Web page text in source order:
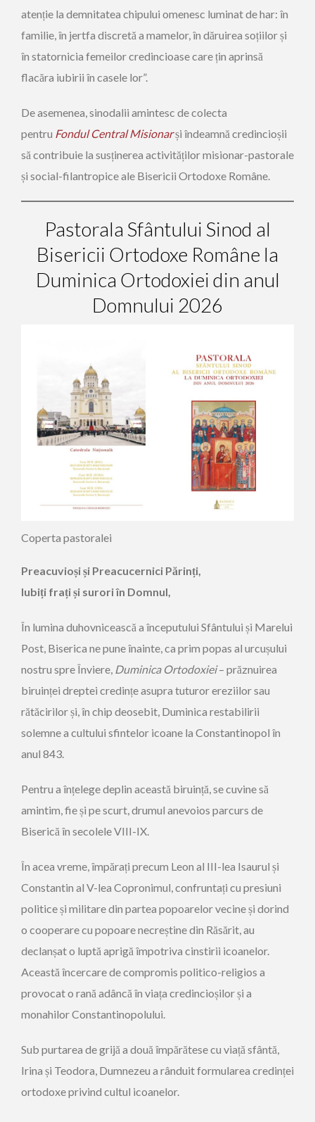
atenție la demnitatea chipului omenesc luminat de har: în
familie, în jertfa discretă a mamelor, în dăruirea soțiilor și
în statornicia femeilor credincioase care țin aprinsă
flacăra iubirii în casele lor”.
De asemenea, sinodalii amintesc de colecta
pentru Fondul Central Misionarși îndeamnă credincioșii
să contribuie la susținerea activităților misionar-pastorale
și social-filantropice ale Bisericii Ortodoxe Române.
Pastorala Sfântului Sinod al
Bisericii Ortodoxe Române la
Duminica Ortodoxiei din anul
Domnului 2026
Coperta pastoralei
Preacuvioși și Preacucernici Părinți,
Iubiți frați și surori în Domnul,
În lumina duhovnicească a începutului Sfântului și Marelui
Post, Biserica ne pune înainte, ca prim popas al urcușului
nostru spre Înviere, ­ Duminica Ortodoxiei– prăznuirea
biruinței dreptei credințe asupra tuturor ereziilor sau
rătăcirilor și, în chip deosebit, Duminica ­restabilirii
solemne a cultului ­sfintelor icoane la Constantinopol în
anul 843.
Pentru a înțelege deplin această biruință, se cuvine să
amintim, fie și pe scurt, drumul anevoios parcurs de
Biserică în secolele ­VIII-IX.
În acea vreme, împărați precum Leon al III-lea Isaurul și
Constantin al V-lea Copronimul, confruntați cu presiuni
politice și militare din partea popoarelor vecine și dorind
o cooperare cu popoare necreștine din Răsărit, au
declanșat o luptă aprigă împotriva cinstirii icoanelor.
Această încercare de compromis politico-religios a
provocat o rană adâncă în viața credincioșilor și a
monahilor ­Constantinopolului.
Sub purtarea de grijă a două împărătese cu viață sfântă,
Irina și Teodora, Dumnezeu a rânduit formularea credinței
ortodoxe privind cultul icoanelor.